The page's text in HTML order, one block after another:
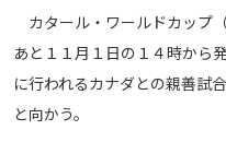
メディアアライアンス
カタール・ワールドカップ
あと１１月１日の１４時から
に行われるカナダとの親善試
と向かう。